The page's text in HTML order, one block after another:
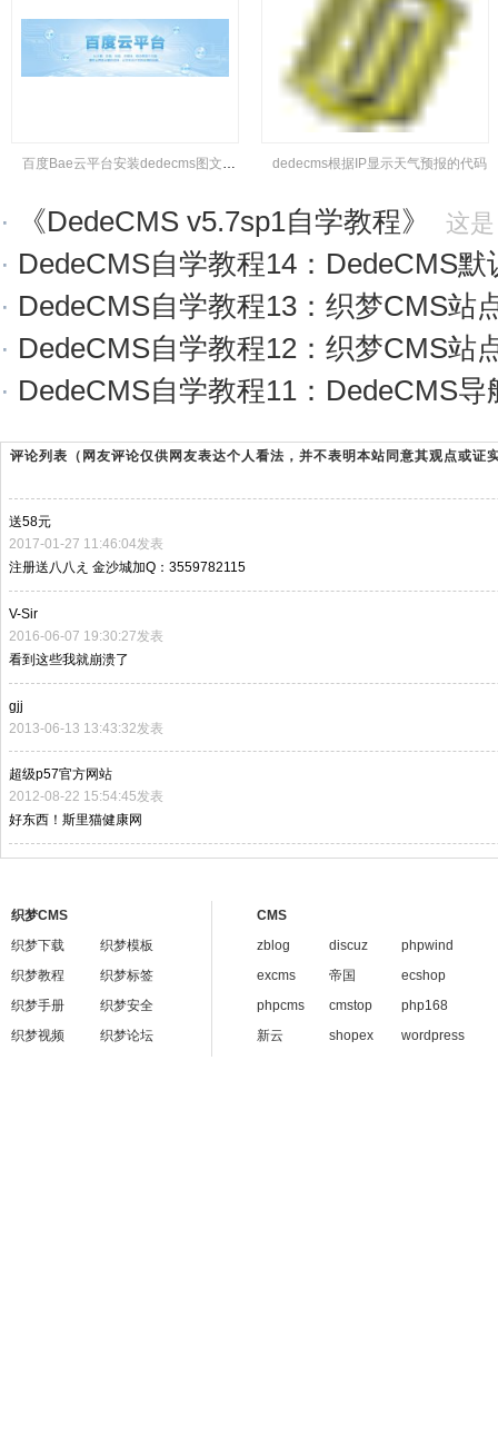
百度Bae云平台安装dedecms图文教程 dedecms根据IP显示天气预报的代码
· 《DedeCMS v5.7sp1自学教程》 这是《
· DedeCMS自学教程14：DedeCMS默认
· DedeCMS自学教程13：织梦CMS站点
· DedeCMS自学教程12：织梦CMS站
· DedeCMS自学教程11：DedeCMS导航栏
评论列表（网友评论仅供网友表达个人看法，并不表明本站同意其观点或证
送58元
2017-01-27 11:46:04发表
注册送八八え 金沙城加Q：3559782115
V-Sir
2016-06-07 19:30:27发表
看到这些我就崩溃了
gjj
2013-06-13 13:43:32发表
超级p57官方网站
2012-08-22 15:54:45发表
好东西！斯里猫健康网
织梦CMS
织梦下载
织梦模板
织梦教程
织梦标签
织梦手册
织梦安全
织梦视频
织梦论坛
CMS
zblog
discuz
phpwind
excms
帝国
ecshop
phpcms
cmstop
php168
新云
shopex wordpress